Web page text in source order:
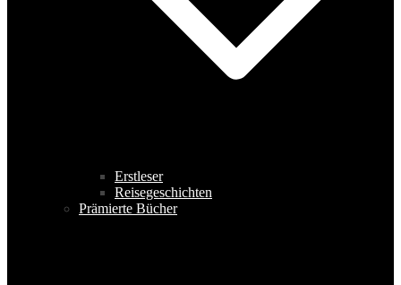
Erstleser
Reisegeschichten
Prämierte Bücher